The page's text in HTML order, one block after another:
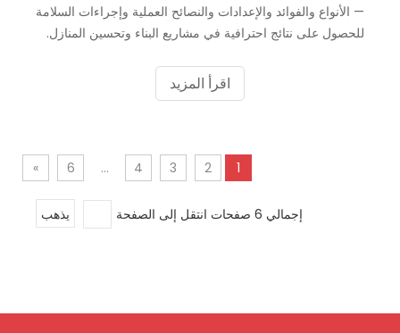
— الأنواع والفوائد والإعدادات والنصائح العملية وإجراءات السلامة
للحصول على نتائج احترافية في مشاريع البناء وتحسين المنازل.
اقرأ المزيد
1
2
3
4
...
6
»
إجمالي 6 صفحات انتقل إلى الصفحة يذهب